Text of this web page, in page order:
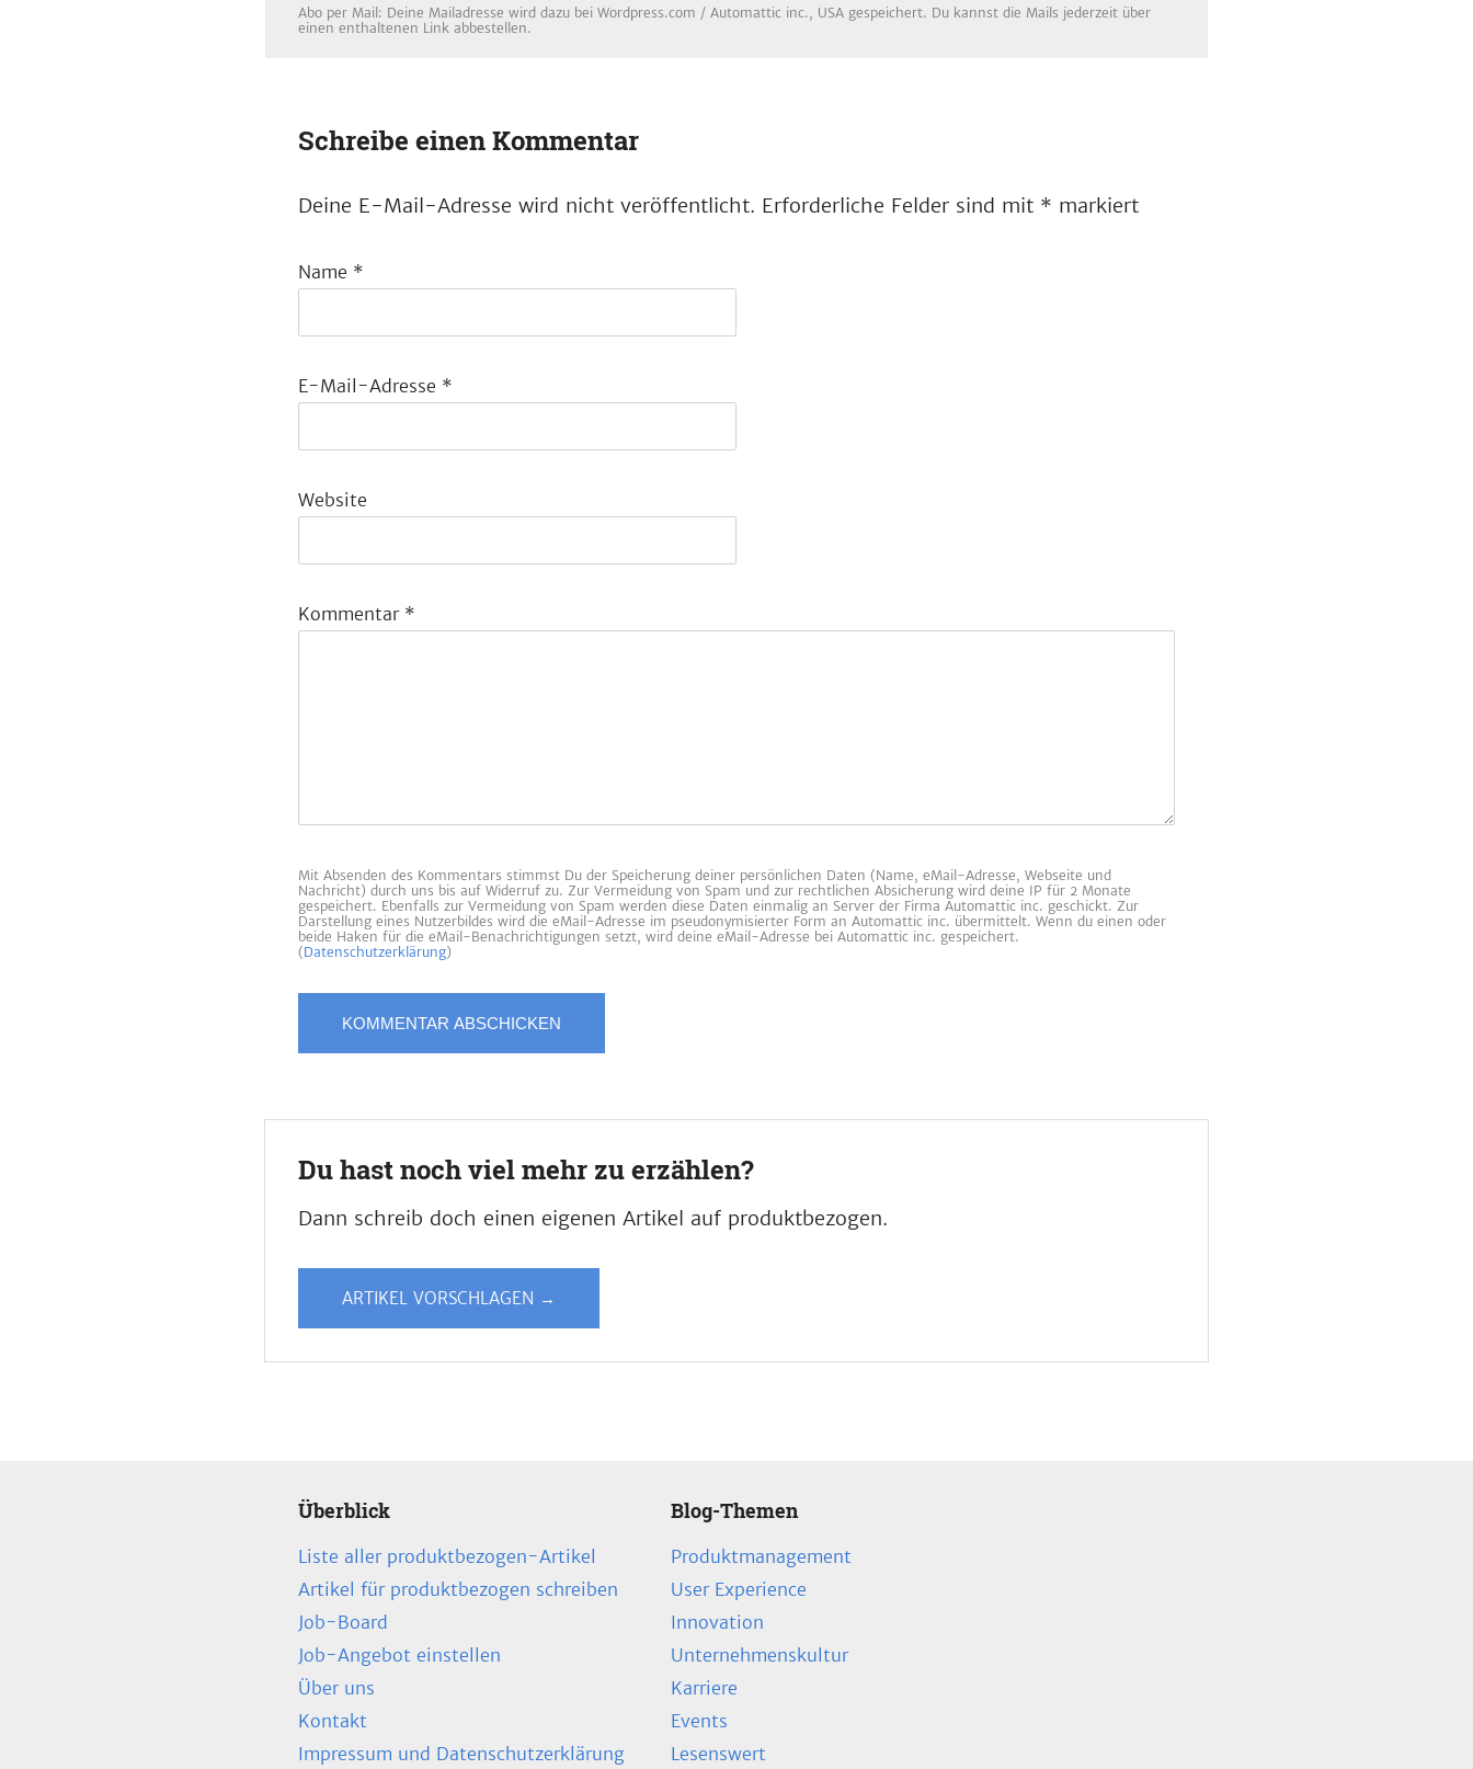
Abo per Mail: Deine Mailadresse wird dazu bei Wordpress.com / Automattic inc., USA gespeichert. Du kannst die Mails jederzeit über
einen enthaltenen Link abbestellen.
Schreibe einen Kommentar
Deine E-Mail-Adresse wird nicht veröffentlicht. Erforderliche Felder sind mit * markiert
Name *
E-Mail-Adresse *
Website
Kommentar *
Mit Absenden des Kommentars stimmst Du der Speicherung deiner persönlichen Daten (Name, eMail-Adresse, Webseite und
Nachricht) durch uns bis auf Widerruf zu. Zur Vermeidung von Spam und zur rechtlichen Absicherung wird deine IP für 2 Monate
gespeichert. Ebenfalls zur Vermeidung von Spam werden diese Daten einmalig an Server der Firma Automattic inc. geschickt. Zur
Darstellung eines Nutzerbildes wird die eMail-Adresse im pseudonymisierter Form an Automattic inc. übermittelt. Wenn du einen oder
beide Haken für die eMail-Benachrichtigungen setzt, wird deine eMail-Adresse bei Automattic inc. gespeichert.
(Datenschutzerklärung)
Du hast noch viel mehr zu erzählen?
Dann schreib doch einen eigenen Artikel auf produktbezogen.
ARTIKEL VORSCHLAGEN →
Überblick
Liste aller produktbezogen-Artikel
Artikel für produktbezogen schreiben
Job-Board
Job-Angebot einstellen
Über uns
Kontakt
Impressum und Datenschutzerklärung
Blog-Themen
Produktmanagement
User Experience
Innovation
Unternehmenskultur
Karriere
Events
Lesenswert